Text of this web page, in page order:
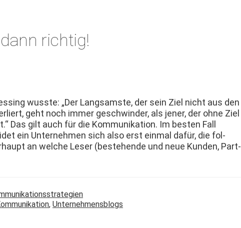
richtig!
wusste: „Der Langsam­ste, der sein Ziel nicht aus den
geht noch immer geschwinder, als jen­er, der ohne Ziel
Das gilt auch für die Kom­mu­nika­tion. Im besten Fall
ein Unternehmen sich also erst ein­mal dafür, die fol­
an welche Leser (beste­hende und neue Kun­den, Part­
, Unternehmensblogs